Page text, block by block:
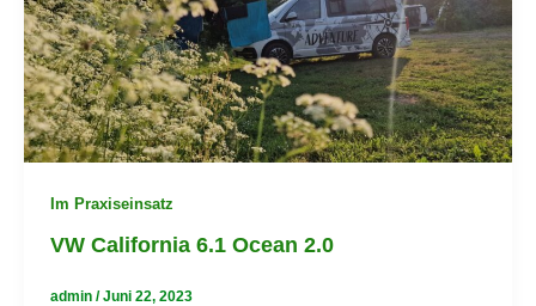
Im Praxiseinsatz
VW California 6.1 Ocean 2.0
admin /Juni 22, 2023